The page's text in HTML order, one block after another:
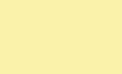
сознания, но Рид и Джесс
Мы спросили имя девушки,
Я Меган." Далее мы
присоединиться к нашей
согласилась. Наше
некоторое время мы спасли